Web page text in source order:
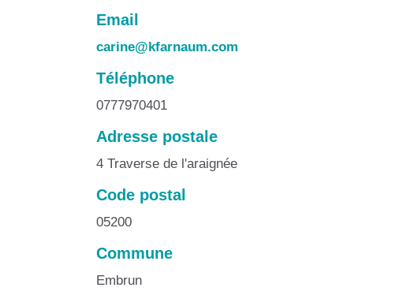
Email
carine@kfarnaum.com
Téléphone
0777970401
Adresse postale
4 Traverse de l'araignée
Code postal
05200
Commune
Embrun